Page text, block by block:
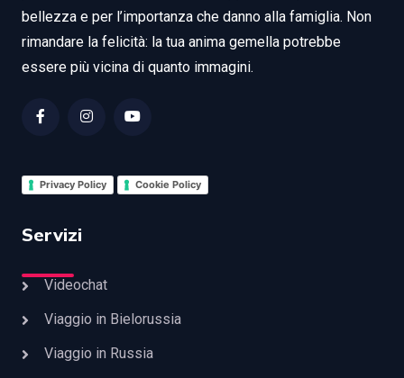
bellezza e per l’importanza che danno alla famiglia. Non
rimandare la felicità: la tua anima gemella potrebbe
essere più vicina di quanto immagini.
Privacy Policy Cookie Policy
Servizi
Videochat
Viaggio in Bielorussia
Viaggio in Russia